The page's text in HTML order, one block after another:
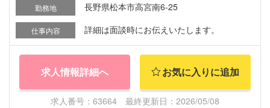
勤務地 長野県松本市高宮南6-25
仕事内容 詳細は面談時にお伝えいたします。
求人情報詳細へ お気に入りに追加
求人番号：63664 最終更新日：2026/05/08